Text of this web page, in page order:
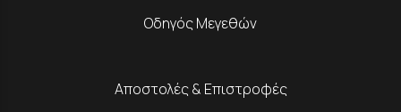
Οδηγός Μεγεθών
Αποστολές & Επιστροφές